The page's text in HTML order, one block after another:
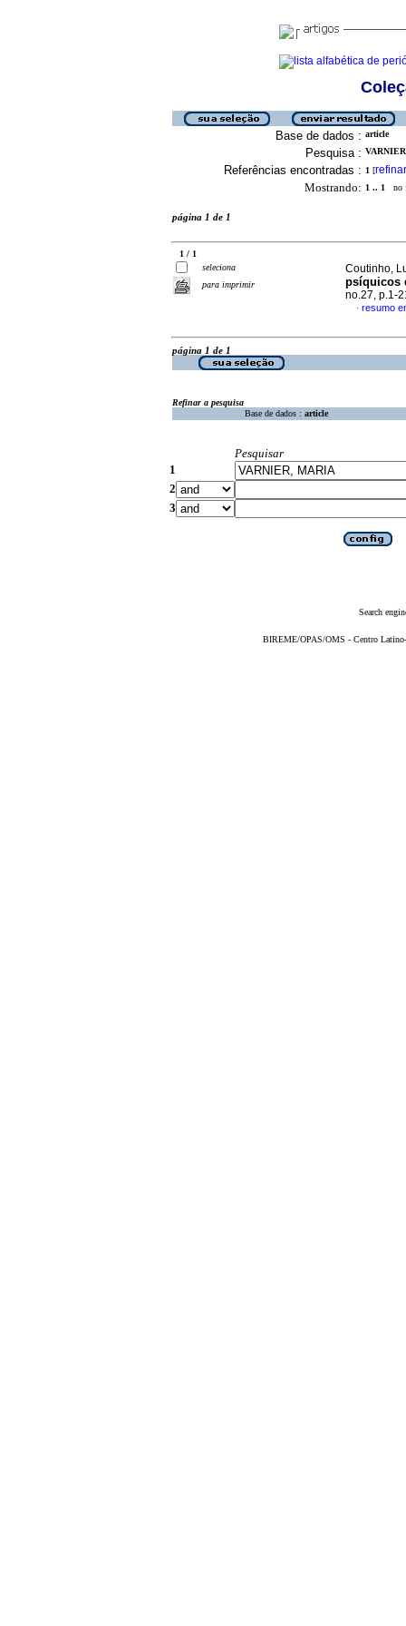
Base de dados : article
Pesquisa :
Referências encontradas : 1 [refinar
Mostrando: 1 .. 1 no
página 1 de 1
1 / 1
seleciona
para imprimir
Coutinho,
psíquicos
no.27, p.1-
· resumo
página 1 de 1
Refinar a pesquisa
Base de dados : article
Pesquisar
1
2
3
Search
BIREME/OPAS/OMS - Centro Latino-